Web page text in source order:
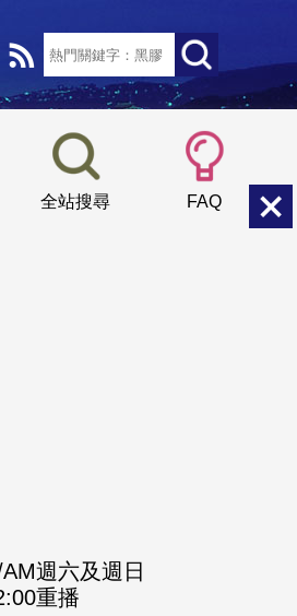
全站搜尋 FAQ
小 中
週六及週日
重播